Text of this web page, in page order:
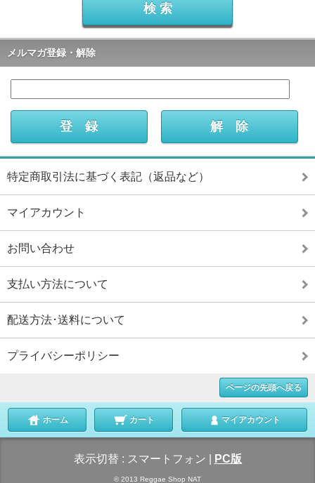
メルマガ登録・解除
特定商取引法に基づく表記（返品など）
マイアカウント
お問い合わせ
支払い方法について
配送方法･送料について
プライバシーポリシー
ページの先頭へ戻る
ホーム カート マイアカウント
表示切替 : スマートフォン PC版
© 2013 Reggae Shop NAT